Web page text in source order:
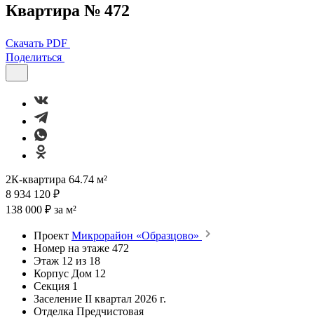
Квартира № 472
Скачать PDF
Поделиться
2К-квартира 64.74 м²
8 934 120 ₽
138 000 ₽ за м²
Проект Микрорайон «Образцово»
Номер на этаже 472
Этаж 12 из 18
Корпус Дом 12
Секция 1
Заселение II квартал 2026 г.
Отделка Предчистовая